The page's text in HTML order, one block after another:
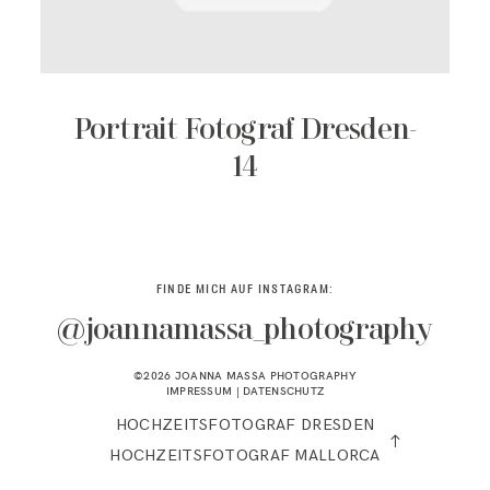
Portrait Fotograf Dresden-
14
FINDE MICH AUF INSTAGRAM:
@joannamassa_photography
©2026 JOANNA MASSA PHOTOGRAPHY
IMPRESSUM | DATENSCHUTZ
HOCHZEITSFOTOGRAF DRESDEN
HOCHZEITSFOTOGRAF MALLORCA